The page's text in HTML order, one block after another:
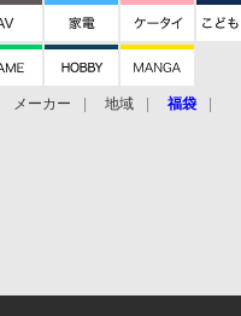
メーカー 地域 福袋